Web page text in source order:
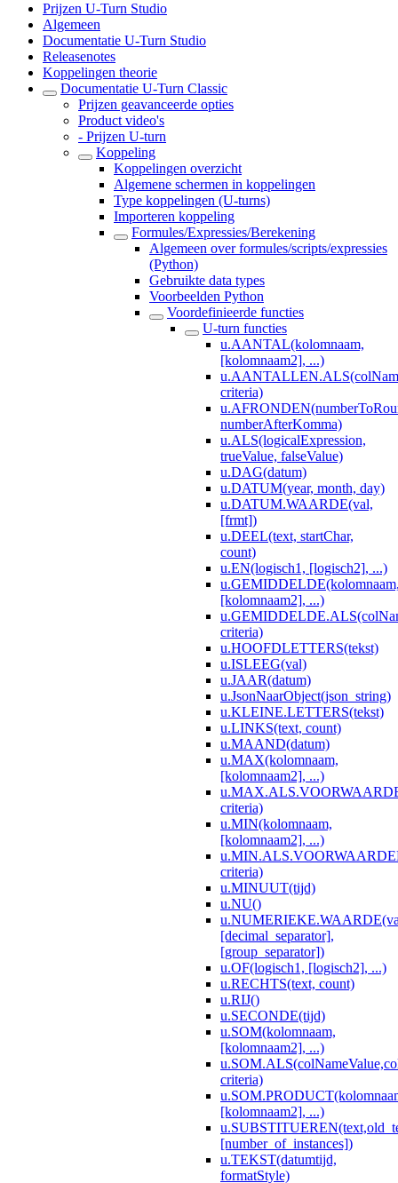
Prijzen U-Turn Studio
Algemeen
Documentatie U-Turn Studio
Releasenotes
Koppelingen theorie
Documentatie U-Turn Classic
Prijzen geavanceerde opties
Product video's
- Prijzen U-turn
Koppeling
Koppelingen overzicht
Algemene schermen in koppelingen
Type koppelingen (U-turns)
Importeren koppeling
Formules/Expressies/Berekening
Algemeen over formules/scripts/expressies
(Python)
Gebruikte data types
Voorbeelden Python
Voordefinieerde functies
U-turn functies
u.AANTAL(kolomnaam,
[kolomnaam2], ...)
criteria)
numberAfterKomma)
u.ALS(logicalExpression,
trueValue, falseValue)
u.DAG(datum)
u.DATUM(year, month, day)
u.DATUM.WAARDE(val,
[frmt])
u.DEEL(text, startChar,
count)
u.EN(logisch1, [logisch2], ...)
[kolomnaam2], ...)
criteria)
u.HOOFDLETTERS(tekst)
u.ISLEEG(val)
u.JAAR(datum)
u.JsonNaarObject(json_string)
u.KLEINE.LETTERS(tekst)
u.LINKS(text, count)
u.MAAND(datum)
u.MAX(kolomnaam,
[kolomnaam2], ...)
criteria)
u.MIN(kolomnaam,
[kolomnaam2], ...)
criteria)
u.MINUUT(tijd)
u.NU()
[decimal_separator],
[group_separator])
u.OF(logisch1, [logisch2], ...)
u.RECHTS(text, count)
u.RIJ()
u.SECONDE(tijd)
u.SOM(kolomnaam,
[kolomnaam2], ...)
criteria)
[kolomnaam2], ...)
[number_of_instances])
u.TEKST(datumtijd,
formatStyle)